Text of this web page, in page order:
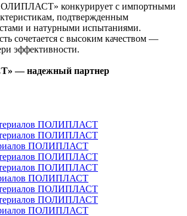
конкурирует с импортными
подтвержденным
и натурными испытаниями.
сочетается с высоким качеством —
эффективности.
— надежный партнер
ПОЛИПЛАСТ
ПОЛИПЛАСТ
ПОЛИПЛАСТ